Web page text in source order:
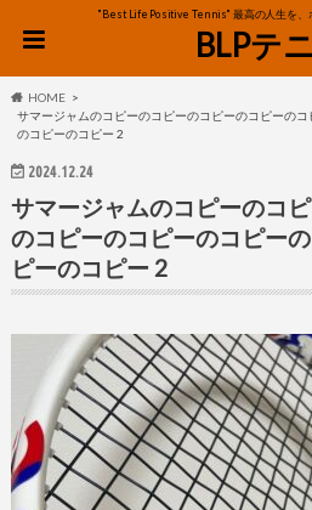
"Best Life Positive Tennis" 最高の人生を、
BLPテ
HOME
サマージャムのコピーのコピーのコピーのコピーの
のコピーのコピー 2
2024.12.24
サマージャムのコピーのコ
のコピーのコピーのコピー
ピーのコピー 2